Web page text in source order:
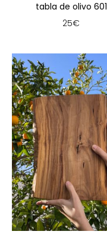
tabla de olivo 601
25€